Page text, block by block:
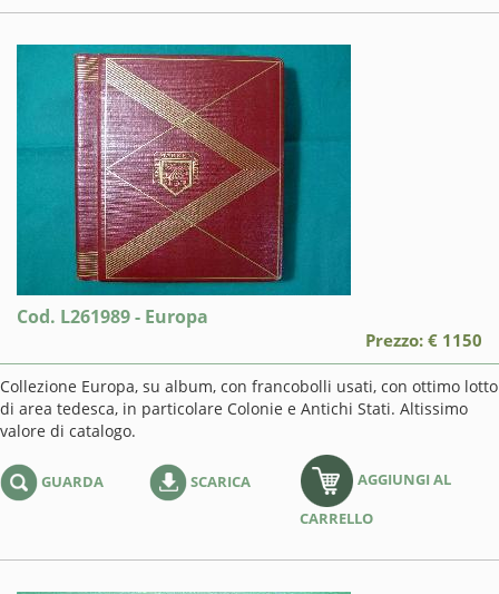
Cod. L261989 - Europa
Prezzo: € 1150
Collezione Europa, su album, con francobolli usati, con ottimo lotto
di area tedesca, in particolare Colonie e Antichi Stati. Altissimo
valore di catalogo.
GUARDA SCARICA
AGGIUNGI AL
CARRELLO